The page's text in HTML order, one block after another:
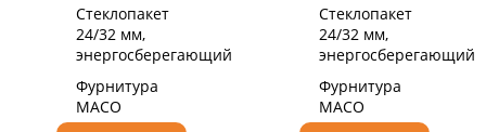
Стеклопакет
24/32 мм,
энергосберегающий
Фурнитура
MACO
Стеклопакет
24/32 мм,
энергосберегающий
Фурнитура
MACO